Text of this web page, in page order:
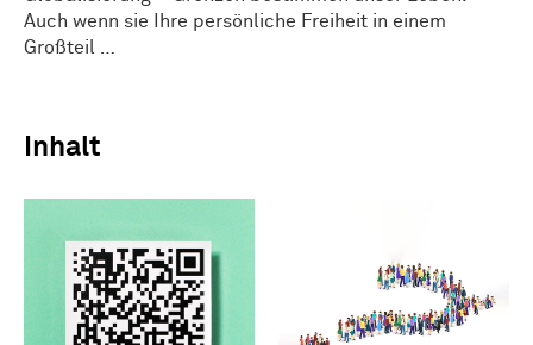
Auch wenn sie Ihre persönliche Freiheit in einem
Großteil …
Inhalt